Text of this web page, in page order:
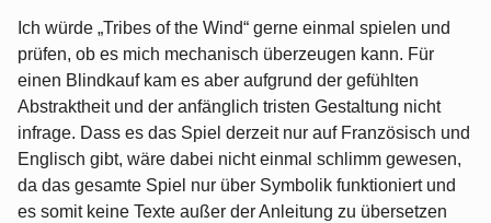
Ich würde „Tribes of the Wind“ gerne einmal spielen und
prüfen, ob es mich mechanisch überzeugen kann. Für
einen Blindkauf kam es aber aufgrund der gefühlten
Abstraktheit und der anfänglich tristen Gestaltung nicht
infrage. Dass es das Spiel derzeit nur auf Französisch und
Englisch gibt, wäre dabei nicht einmal schlimm gewesen,
da das gesamte Spiel nur über Symbolik funktioniert und
es somit keine Texte außer der Anleitung zu übersetzen